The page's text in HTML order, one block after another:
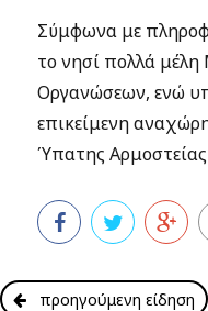
Σύμφωνα με
το νησί πολλά
Οργανώσεων, ενώ
επικείμενη
Ύπατης
προηγούμενη είδηση